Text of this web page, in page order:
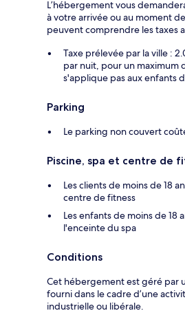
L’hébergement vous
à votre arrivée ou au moment
peuvent comprendre les taxes
Taxe prélevée par la ville :
par nuit, pour un maximum
s'applique pas aux enfants
Parking
Le parking non couvert
Piscine, spa et centre de
Les clients de moins de 18
centre de fitness
Les enfants de moins de 18
l'enceinte du spa
Conditions
Cet hébergement est géré par
fourni dans le cadre d’une
industrielle ou libérale.